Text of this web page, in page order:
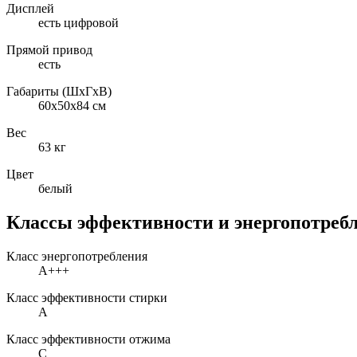
Дисплей
есть цифровой
Прямой привод
есть
Габариты (ШxГxВ)
60x50x84 см
Вес
63 кг
Цвет
белый
Классы эффективности и
Класс энергопотребления
A+++
Класс эффективности стирки
A
Класс эффективности отжима
C